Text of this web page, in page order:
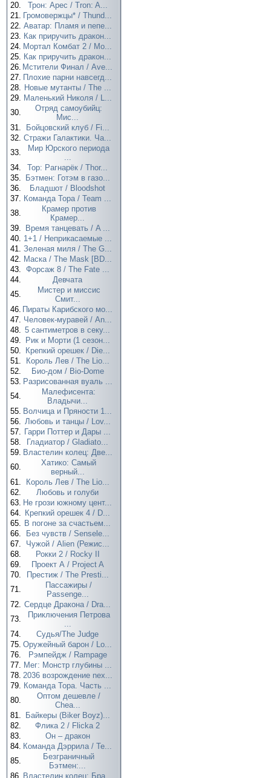
20.
Трон: Арес / Tron: A...
21. Громовержцы* / Thund...
22. Аватар: Пламя и пепе...
23. Как приручить дракон...
24. Мортал Комбат 2 / Mo...
25. Как приручить дракон...
26. Мстители Финал / Ave...
27. Плохие парни навсегд...
28. Новые мутанты / The ...
29. Маленький Николя / L...
30.
Отряд самоубийц:
Мис...
31.
Бойцовский клуб / Fi...
32. Стражи Галактики. Ча...
33.
Мир Юрского периода
...
34.
Тор: Рагнарёк / Thor...
35.
Бэтмен: Готэм в газо...
36.
Бладшот / Bloodshot
37. Команда Тора / Team ...
38.
Крамер против
Крамер...
39.
Время танцевать / A ...
40. 1+1 / Неприкасаемые ...
41. Зеленая миля / The G...
42. Маска / The Mask [BD...
43. Форсаж 8 / The Fate ...
44.
Девчата
45.
Мистер и миссис
Смит...
46. Пираты Карибского мо...
47. Человек-муравей / An...
48. 5 сантиметров в секу...
49.
Рик и Морти (1 сезон...
50.
Крепкий орешек / Die...
51.
Король Лев / The Lio...
52.
Био-дом / Bio-Dome
53. Разрисованная вуаль ...
54.
Малефисента:
Владычи...
55. Волчица и Пряности 1...
56. Любовь и танцы / Lov...
57. Гарри Поттер и Дары ...
58.
Гладиатор / Gladiato...
59. Властелин колец: Две...
60.
Хатико: Самый
верный...
61.
Король Лев / The Lio...
62.
Любовь и голуби
63. Не грози южному цент...
64. Крепкий орешек 4 / D...
65. В погоне за счастьем...
66.
Без чувств / Sensele...
67.
Чужой / Alien (Режис...
68.
Рокки 2 / Rocky II
69.
Проект А / Project A
70.
Престиж / The Presti...
71.
Пассажиры /
Passenge...
72. Сердце Дракона / Dra...
73.
Приключения Петрова
...
74.
Судья/The Judge
75. Оружейный барон / Lo...
76.
Рэмпейдж / Rampage
77. Мег: Монстр глубины ...
78. 2036 возрождение nex...
79. Команда Тора. Часть ...
80.
Оптом дешевле /
Chea...
81.
Байкеры (Biker Boyz)...
82.
Флика 2 / Flicka 2
83.
Он – дракон
84. Команда Дэррила / Te...
85.
Безграничный
Бэтмен:...
86. Властелин колец: Бра...